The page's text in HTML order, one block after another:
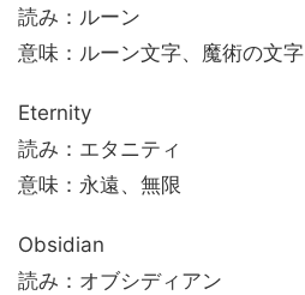
読み：ルーン
意味：ルーン文字、魔術の文字
Eternity
読み：エタニティ
意味：永遠、無限
Obsidian
読み：オブシディアン